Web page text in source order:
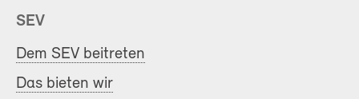
SEV
Dem SEV beitreten
Das bieten wir